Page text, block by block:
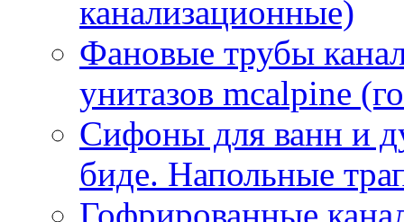
канализационные)
Фановые трубы
унитазов mcalpine
Сифоны для ванн и
биде. Напольные
Гофрированные